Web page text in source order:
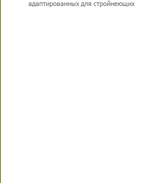
адаптированных для стройнеющих